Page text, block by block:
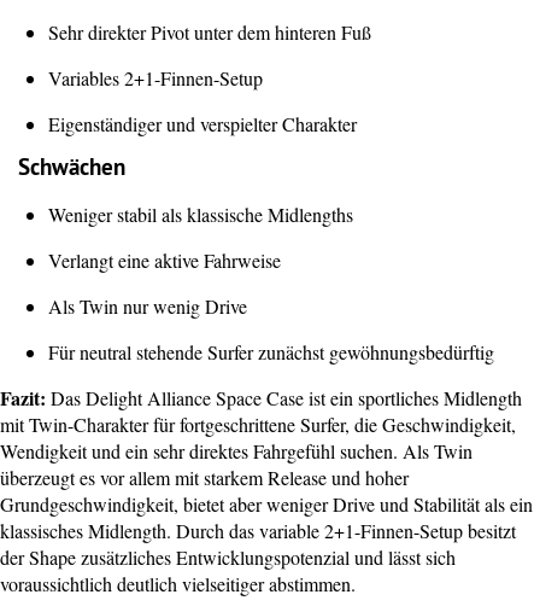
Sehr direkter Pivot unter dem hinteren Fuß
Variables 2+1-Finnen-Setup
Eigenständiger und verspielter Charakter
Schwächen
Weniger stabil als klassische Midlengths
Verlangt eine aktive Fahrweise
Als Twin nur wenig Drive
Für neutral stehende Surfer zunächst gewöhnungsbedürftig
Fazit: Das Delight Alliance Space Case ist ein sportliches Midlength
mit Twin-Charakter für fortgeschrittene Surfer, die Geschwindigkeit,
Wendigkeit und ein sehr direktes Fahrgefühl suchen. Als Twin
überzeugt es vor allem mit starkem Release und hoher
Grundgeschwindigkeit, bietet aber weniger Drive und Stabilität als ein
klassisches Midlength. Durch das variable 2+1-Finnen-Setup besitzt
der Shape zusätzliches Entwicklungspotenzial und lässt sich
voraussichtlich deutlich vielseitiger abstimmen.